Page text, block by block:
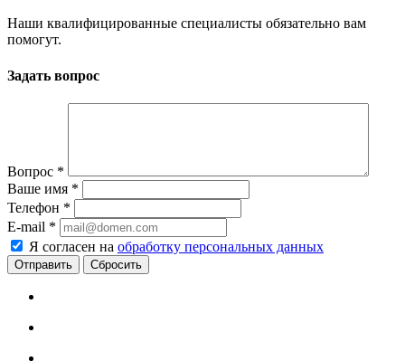
Наши квалифицированные специалисты обязательно вам
помогут.
Задать вопрос
Вопрос *
Ваше имя *
Телефон *
E-mail *
Я согласен на обработку персональных данных
Сбросить